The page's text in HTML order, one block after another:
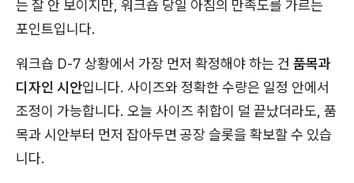
는 잘 안 보이지만, 워크숍 당일 아침의 만족도를 가르는
포인트입니다.
워크숍 D-7 상황에서 가장 먼저 확정해야 하는 건 품목과
디자인 시안입니다. 사이즈와 정확한 수량은 일정 안에서
조정이 가능합니다. 오늘 사이즈 취합이 덜 끝났더라도, 품
목과 시안부터 먼저 잡아두면 공장 슬롯을 확보할 수 있습
니다.